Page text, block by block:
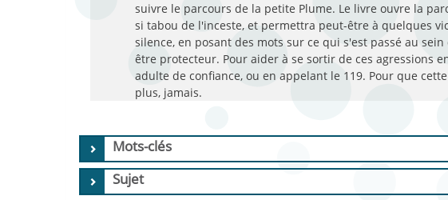
suivre le parcours de la petite Plume. Le livre ouvre la
si tabou de l'inceste, et permettra peut-être à quelques
silence, en posant des mots sur ce qui s'est passé au
être protecteur. Pour aider à se sortir de ces agressions
adulte de confiance, ou en appelant le 119. Pour que
plus, jamais.
Mots-clés
Sujet